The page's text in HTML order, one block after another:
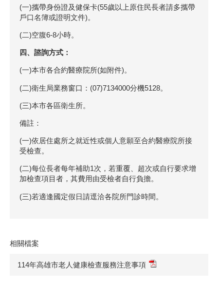
(一)攜帶身份證及健保卡(55歲以上原住民長者請多攜帶
戶口名簿或證明文件)。
(二)空腹6-8小時。
四、諮詢方式：
(一)本市各合約醫療院所(如附件)。
(二)衛生局業務窗口：(07)7134000分機5128。
(三)本市各區衛生所。
備註：
(一)依居住處所之就近性或個人意願至合約醫療院所接
受檢查。
(二)每位長者每年補助1次，若重覆、超次或自行要求增
加檢查項目者，其費用由受檢者自行負擔。
(三)若適逢國定假日請逕洽各院所門診時間。
相關檔案
114年高雄市老人健康檢查服務注意事項